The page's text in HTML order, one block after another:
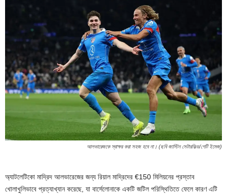
আলভারেজকে স্বাক্ষর করা সহজ হবে না। (ছবি জাস্টিন সেটারফিল্ড/গেটি ইমেজ)
অ্যাটলেটিকো মাদ্রিদ আলভারেজের জন্য রিয়াল মাদ্রিদের €150 মিলিয়নের প্রস্তাব
খোলাখুলিভাবে প্রত্যাখ্যান করেছে, যা বার্সেলোনাকে একটি জটিল পরিস্থিতিতে ফেলে কারণ এটি